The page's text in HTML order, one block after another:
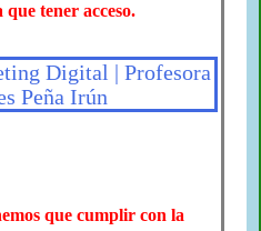
tener acceso.
que cumplir con la